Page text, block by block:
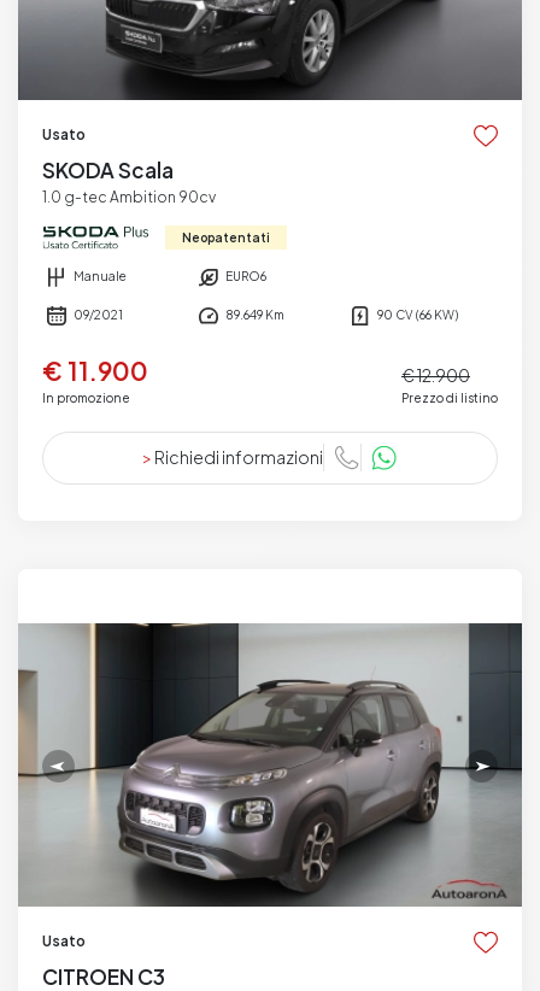
Usato
SKODA Scala
1.0 g-tec Ambition 90cv
Neopatentati
Manuale EURO6
09/2021 89.649 Km 90 CV (66 KW)
€ 11.900
In promozione
€ 12.900
Prezzo di listino
> Richiedi informazioni
Usato
CITROEN C3